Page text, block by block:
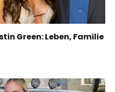
Green: Leben, Familie